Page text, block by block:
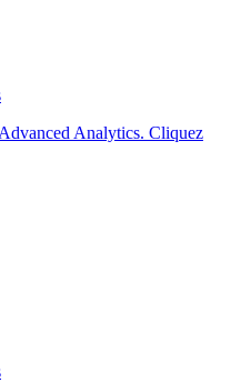
Analytics. Cliquez